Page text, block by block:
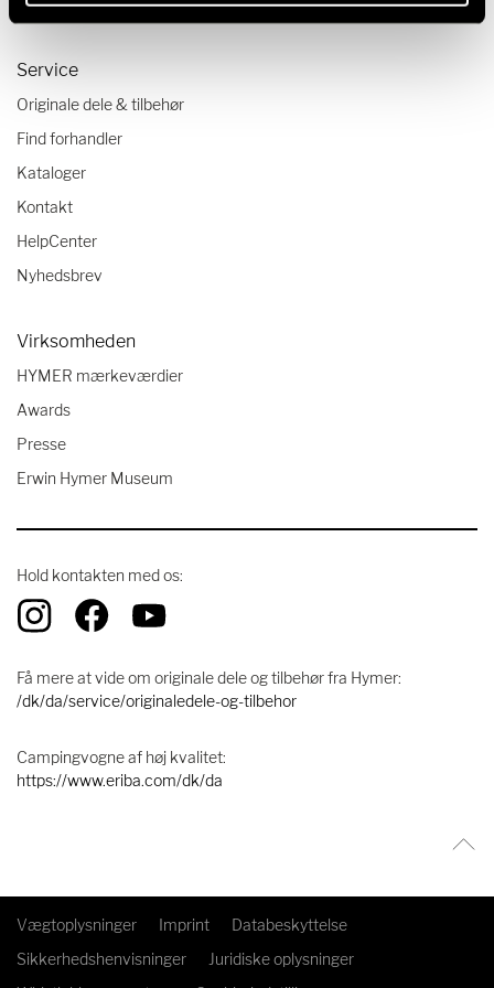
Service
Originale dele & tilbehør
Find forhandler
Kataloger
Kontakt
HelpCenter
Nyhedsbrev
Virksomheden
HYMER mærkeværdier
Awards
Presse
Erwin Hymer Museum
Hold kontakten med os:
Få mere at vide om originale dele og tilbehør fra Hymer:
/dk/da/service/originaledele-og-tilbehor
Campingvogne af høj kvalitet:
https://www.eriba.com/dk/da
Vægtoplysninger Imprint
Databeskyttelse
Sikkerhedshenvisninger
Juridiske oplysninger